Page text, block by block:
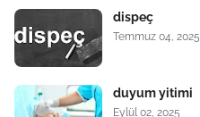
dispeç
Temmuz 04, 2025
duyum yitimi
Eylül 02, 2025